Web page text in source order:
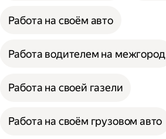
Работа на своём авто
Работа водителем на межгород
Работа на своей газели
Работа на своём грузовом авто